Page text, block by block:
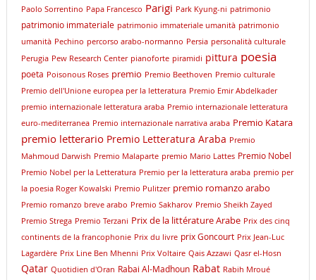
Paolo Sorrentino Papa Francesco Parigi Park Kyung-ni patrimonio
patrimonio immateriale patrimonio immateriale umanità patrimonio
umanità Pechino percorso arabo-normanno Persia personalità culturale
Perugia Pew Research Center pianoforte piramidi pittura poesia
poeta Poisonous Roses premio Premio Beethoven Premio culturale
Premio dell'Unione europea per la letteratura Premio Emir Abdelkader
premio internazionale letteratura araba Premio internazionale letteratura
euro-mediterranea Premio internazionale narrativa araba Premio Katara
premio letterario Premio Letteratura Araba Premio
Mahmoud Darwish Premio Malaparte premio Mario Lattes Premio Nobel
Premio Nobel per la Letteratura Premio per la letteratura araba premio per
la poesia Roger Kowalski Premio Pulitzer premio romanzo arabo
Premio romanzo breve arabo Premio Sakharov Premio Sheikh Zayed
Premio Strega Premio Terzani Prix de la littérature Arabe Prix des cinq
continents de la francophonie Prix du livre prix Goncourt Prix Jean-Luc
Lagardère Prix Line Ben Mhenni Prix Voltaire Qais Azzawi Qasr el-Hosn
Qatar Quotidien d'Oran Rabai Al-Madhoun Rabat Rabih Mroué